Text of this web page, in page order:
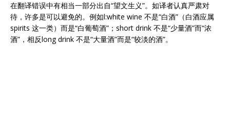
在翻译错误中有相当一部分出自“望文生义”。如译者认真严肃对
待，许多是可以避免的。例如l:white wine 不是“白酒”（白酒应属
spirits 这一类）而是“白葡萄酒”；short drink 不是“少量酒”而“浓
酒”，相反long drink 不是“大量酒”而是“较淡的酒”。